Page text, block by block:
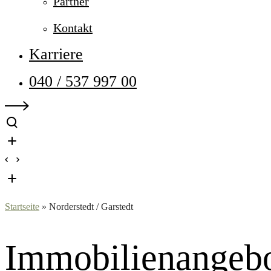
Kontakt
Karriere
040 / 537 997 00
Startseite » Norderstedt / Garstedt